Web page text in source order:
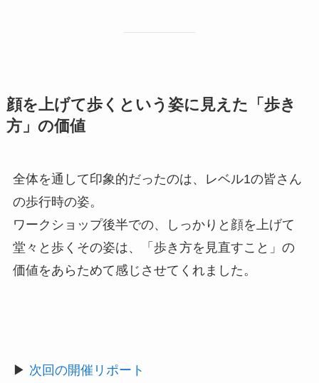
顔を上げて歩くという姿に見えた「歩き
方」の価値
全体を通して印象的だったのは、レベル1の皆さん
の歩行時の姿。
ワークショップ後半での、しっかりと顔を上げて
堂々と歩くその姿は、「歩き方を見直すこと」の
価値をあらためて感じさせてくれました。
▶ 次回の開催リポート